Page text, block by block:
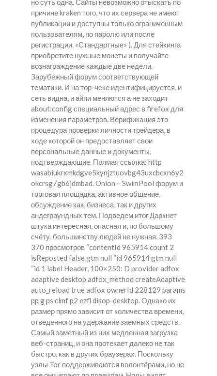
но суть одна. Сайты невозможно отыскать по
причине kraken того, что их сервера не имеют
публикации и доступны только ограниченным
пользователям, по паролю или после
регистрации. «Стандартные» ). Для стейкинга
приобретите нужные монеты и получайте
вознаграждение каждые две недели.
Зарубежный форум соответствующей
тематики. И на тор-чеке идентифицируется, и
сеть видна, и айпи меняются а не заходит
about:config специальный адрес в firefox для
изменения параметров. Верификация это
процедура проверки личности трейдера, в
ходе которой он предоставляет свои
персональные данные и документы,
подтверждающие. Прямая ссылка: http
wasabiukrxmkdgve5kynjztuovbg43uxcbcxn6y2
okcrsg7gb6jdmbad. Onion – SwimPool форум и
торговая площадка, активное общение,
обсуждение как, бизнеса, так и других
андеграундных тем. Подведем итог Даркнет
штука интересная, опасная и, по большому
счёту, большинству людей не нужная. 393
370 просмотров “contentId 965914 count 2
isReposted false gtm null “id 965914 gtm null
“id 1 label Header, 100×250: D provider adfox
adaptive desktop adfox_method createAdaptive
auto_reload true adfox ownerId 228129 params
pp g ps clmf p2 ezfl disop-desktop. Однако их
размер прямо зависит от количества времени,
отведенного на удержание заемных средств.
Самый заметный из них медленная загрузка
веб-страниц, и она протекает далеко не так
быстро, как в других браузерах. Поскольку
узлы Tor поддерживаются волонтёрами, но не